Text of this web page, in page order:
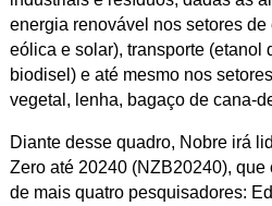
energia renovável nos setores
eólica e solar), transporte (etanol
biodisel) e até mesmo nos
vegetal, lenha, bagaço de cana-
Diante desse quadro, Nobre irá
Zero até 20240 (NZB20240),
de mais quatro pesquisadores: